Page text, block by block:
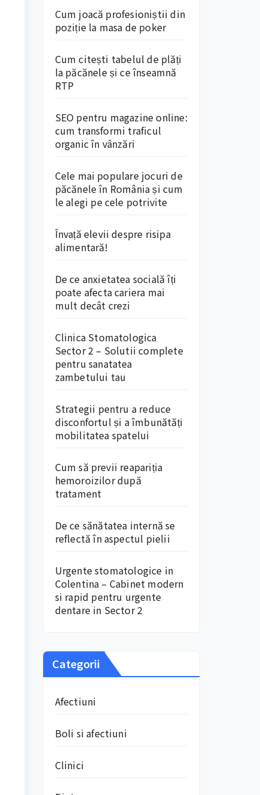
Cum joacă profesioniștii din
poziție la masa de poker
Cum citești tabelul de plăți
la păcănele și ce înseamnă
RTP
SEO pentru magazine online:
cum transformi traficul
organic în vânzări
Cele mai populare jocuri de
păcănele în România și cum
le alegi pe cele potrivite
Învață elevii despre risipa
alimentară!
De ce anxietatea socială îți
poate afecta cariera mai
mult decât crezi
Clinica Stomatologica
Sector 2 – Solutii complete
pentru sanatatea
zambetului tau
Strategii pentru a reduce
disconfortul și a îmbunătăți
mobilitatea spatelui
Cum să previi reapariția
hemoroizilor după
tratament
De ce sănătatea internă se
reflectă în aspectul pielii
Urgente stomatologice in
Colentina – Cabinet modern
si rapid pentru urgente
dentare in Sector 2
Categorii
Afectiuni
Boli si afectiuni
Clinici